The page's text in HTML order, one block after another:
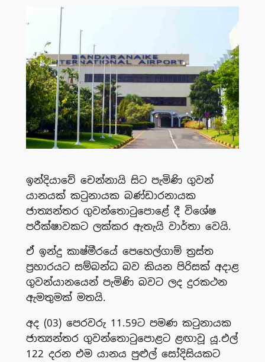
ඉන්දියාවේ චෙන්නායි සිට පැමිණි ගුවන්
යානයක් කටුනායක බණ්ඩාරනායක
ජාත්‍යන්තර ගුවන්තොටුපොළේ දී විශේෂ
පරීක්ෂාවකට ලක්කර ඇතැයි වාර්තා වෙයි.
ඒ ඉන්දු කාෂ්මීරයේ පෙහෙල්ගාම් ත්‍රස්ත
ප්‍රහාරයට සම්බන්ධ බව කියන පිරිසක් අදාළ
ගුවන්යානයෙන් පැමිණි බවට ලද දුරකථන
ඇමතුමක් මතයි.
අද (03) පෙරවරු 11.59ට පමණ කටුනායක
ජාත්‍යන්තර ගුවන්තොටුපොළට ළඟාවූ යූ.එල්
122 දරන එම යානය පුළුල් සෝදිසියකට